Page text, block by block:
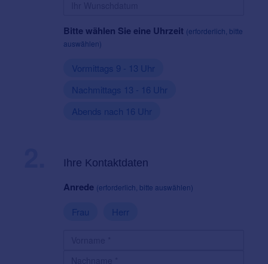
Bitte wählen Sie eine Uhrzeit (erforderlich, bitte
auswählen)
Vormittags 9 - 13 Uhr
Nachmittags 13 - 16 Uhr
Abends nach 16 Uhr
Ihre Kontaktdaten
Anrede (erforderlich, bitte auswählen)
Frau Herr